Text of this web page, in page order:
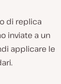
di replica
inviate a un
applicare le